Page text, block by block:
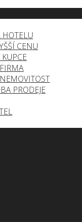
HOTELU
CENU
PRODEJE